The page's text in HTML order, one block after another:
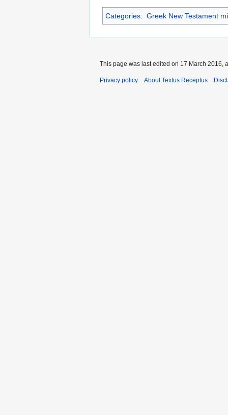
Categories: Greek New Testament
This page was last edited on 17 March 2016,
Privacy policy About Textus Receptus